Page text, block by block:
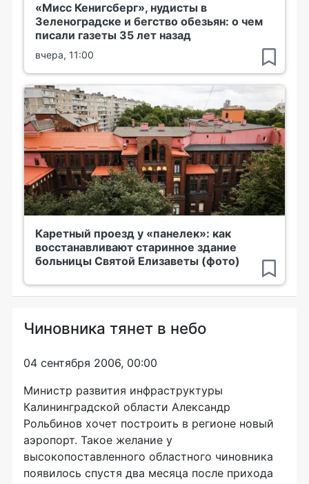
«Мисс Кенигсберг», нудисты в
Зеленоградске и бегство обезьян: о чем
писали газеты 35 лет назад
вчера, 11:00
Каретный проезд у «панелек»: как
восстанавливают старинное здание
больницы Святой Елизаветы (фото)
Чиновника тянет в небо
04 сентября 2006, 00:00
Министр развития инфраструктуры
Калининградской области Александр
Рольбинов хочет построить в регионе новый
аэропорт. Такое желание у
высокопоставленного областного чиновника
появилось спустя два месяца после прихода